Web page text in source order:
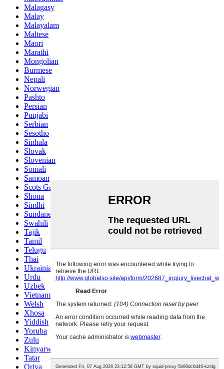
Malagasy
Malay
Malayalam
Maltese
Maori
Marathi
Mongolian
Burmese
Nepali
Norwegian
Pashto
Persian
Punjabi
Serbian
Sesotho
Sinhala
Slovak
Slovenian
Somali
Samoan
Scots Gaelic
Shona
Sindhi
Sundanese
Swahili
Tajik
Tamil
Telugu
Thai
Ukrainian
Urdu
Uzbek
Vietnamese
Welsh
Xhosa
Yiddish
Yoruba
Zulu
Kinyarwanda
Tatar
Oriya